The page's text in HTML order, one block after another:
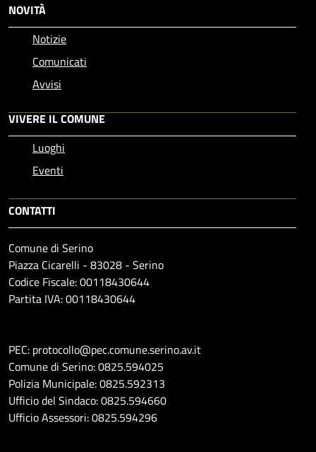
NOVITÀ
Notizie
Comunicati
Avvisi
VIVERE IL COMUNE
Luoghi
Eventi
CONTATTI
Comune di Serino
Piazza Cicarelli - 83028 - Serino
Codice Fiscale: 00118430644
Partita IVA: 00118430644
PEC: protocollo@pec.comune.serino.av.it
Comune di Serino: 0825.594025
Polizia Municipale: 0825.592313
Ufficio del Sindaco: 0825.594660
Ufficio Assessori: 0825.594296